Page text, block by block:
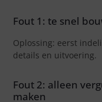
Fout 1: te snel
Oplossing: eerst
details en uitvoering.
Fout 2: alleen
maken